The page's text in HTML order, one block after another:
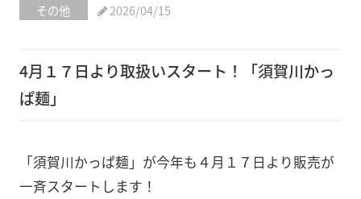
その他 2026/04/15
4月１７日より取扱いスタート！「須賀川かっ
ぱ麺」
「須賀川かっぱ麺」が今年も４月１７日より販売が
一斉スタートします！